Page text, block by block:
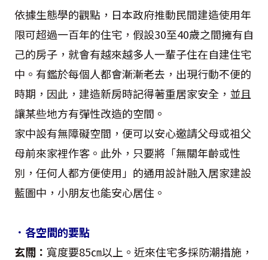
依據生態學的觀點，日本政府推動民間建造使用年
限可超過一百年的住宅，假設30至40歲之間擁有自
己的房子，就會有越來越多人一輩子住在自建住宅
中。有鑑於每個人都會漸漸老去，出現行動不便的
時期，因此，建造新房時記得著重居家安全，並且
讓某些地方有彈性改造的空間。
家中設有無障礙空間，便可以安心邀請父母或祖父
母前來家裡作客。此外，只要將「無關年齡或性
別，任何人都方便使用」的通用設計融入居家建設
藍圖中，小朋友也能安心居住。
．各空間的要點
玄關： 寬度要85㎝以上。近來住宅多採防潮措施，